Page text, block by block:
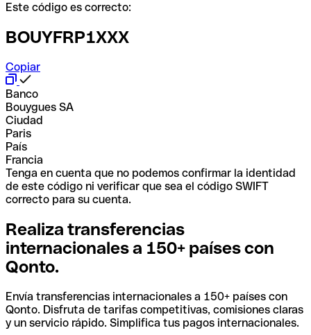
Este código es correcto:
BOUYFRP1XXX
Copiar
Banco
Bouygues SA
Ciudad
Paris
País
Francia
Tenga en cuenta que no podemos confirmar la identidad
de este código ni verificar que sea el código SWIFT
correcto para su cuenta.
Realiza transferencias
internacionales a 150+ países con
Qonto.
Envía transferencias internacionales a 150+ países con
Qonto. Disfruta de tarifas competitivas, comisiones claras
y un servicio rápido. Simplifica tus pagos internacionales.